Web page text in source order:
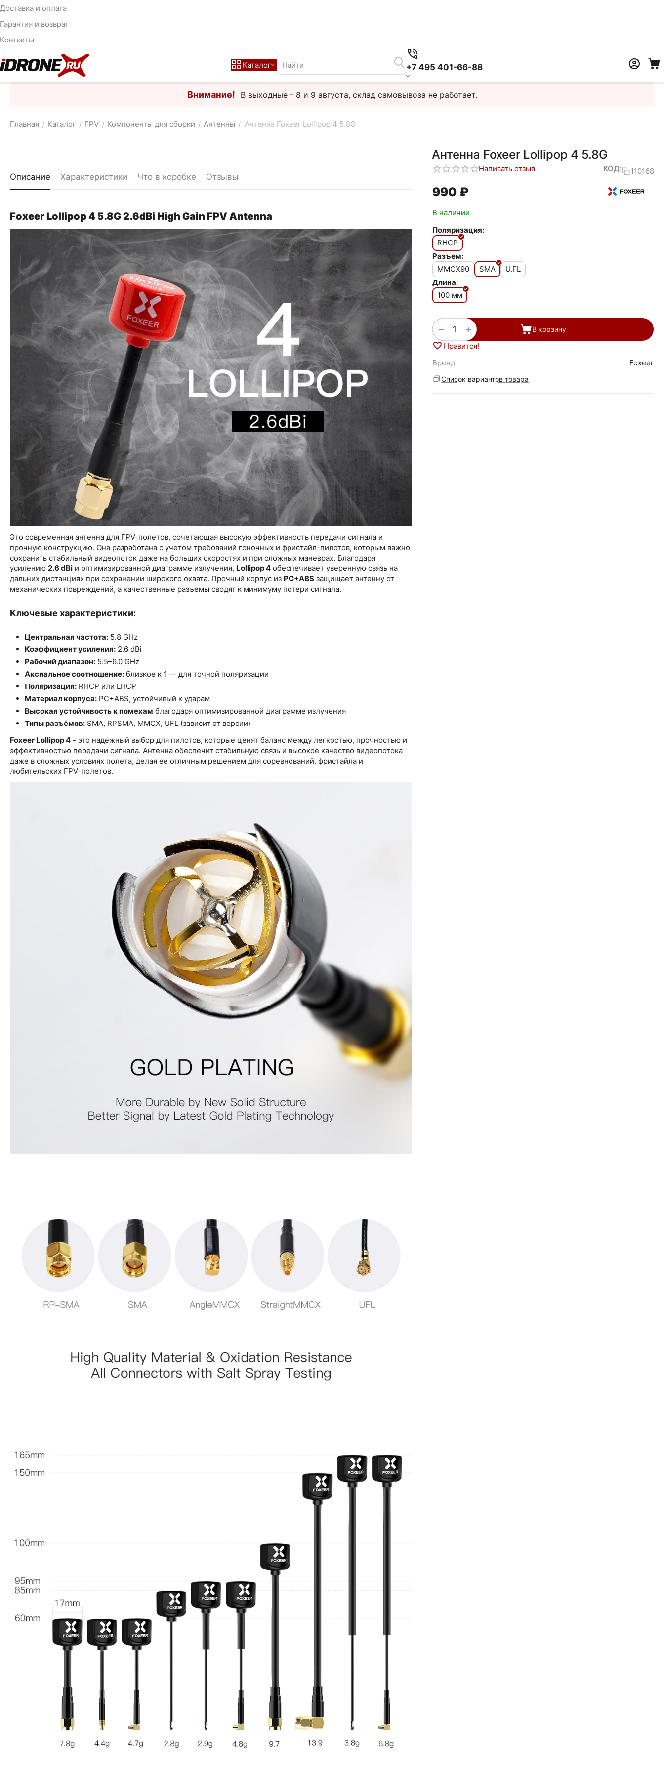
Доставка и оплата
Гарантия и возврат
Контакты
Каталог +7 495 401-66-88
Внимание! В выходные - 8 и 9 августа, склад самовывоза не работает.
Главная / Каталог / FPV / Компоненты для сборки / Антенны / Антенна Foxeer Lollipop 4 5.8G
Антенна Foxeer Lollipop 4 5.8G
Написать отзыв КОД: 110168
‍990‍ ₽
В наличии
Поляризация:
RHCP
Разъем:
MMCX90
SMA
U.FL
Длина:
100 мм
+
− В корзину
Нравится!
Бренд
Foxeer
Список вариантов товара
Описание Характеристики Что в коробке Отзывы
Foxeer Lollipop 4 5.8G 2.6dBi High Gain FPV Antenna
Это современная антенна для FPV-полетов, сочетающая высокую эффективность передачи сигнала и
прочную конструкцию. Она разработана с учетом требований гоночных и фристайл-пилотов, которым важно
сохранить стабильный видеопоток даже на больших скоростях и при сложных маневрах. Благодаря
усилению 2.6 dBi и оптимизированной диаграмме излучения, Lollipop 4 обеспечивает уверенную связь на
дальних дистанциях при сохранении широкого охвата. Прочный корпус из PC+ABS защищает антенну от
механических повреждений, а качественные разъемы сводят к минимуму потери сигнала.
Ключевые характеристики:
Центральная частота: 5.8 GHz
Коэффициент усиления: 2.6 dBi
Рабочий диапазон: 5.5–6.0 GHz
Аксиальное соотношение: близкое к 1 — для точной поляризации
Поляризация: RHCP или LHCP
Материал корпуса: PC+ABS, устойчивый к ударам
Высокая устойчивость к помехам благодаря оптимизированной диаграмме излучения
Типы разъёмов: SMA, RPSMA, MMCX, UFL (зависит от версии)
Foxeer Lollipop 4 - это надежный выбор для пилотов, которые ценят баланс между легкостью, прочностью и
эффективностью передачи сигнала. Антенна обеспечит стабильную связь и высокое качество видеопотока
даже в сложных условиях полета, делая ее отличным решением для соревнований, фристайла и
любительских FPV-полетов.